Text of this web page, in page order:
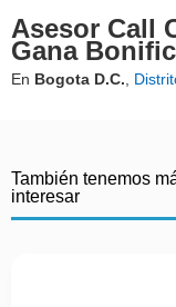
Asesor Call
Gana
En Bogota D.C.
También tenemos
interesar